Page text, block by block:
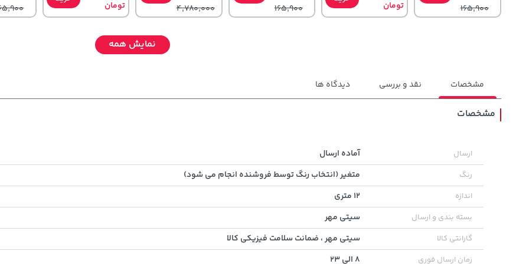
165,900
تومان
165,900
4,780,000
تومان
3,880,000
خرید
نمایش همه
مشخصات نقد و بررسی دیدگاه ها
مشخصات
ارسال آماده ارسال
رنگ متغیر (انتخاب رنگ توسط فروشنده انجام می شود)
اندازه 12 متری
بسته بندی و ارسال سیتی مهر
گارانتی کالا سیتی مهر ، ضمانت سلامت فیزیکی کالا
زمان ارسال فوری 8 الی 23